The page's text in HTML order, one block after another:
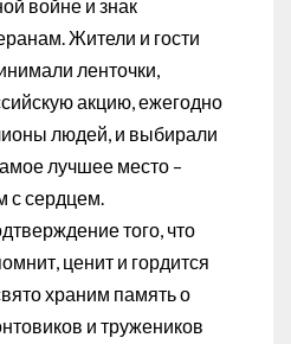
войне и знак
Жители и гости
ленточки,
акцию, ежегодно
людей, и выбирали
лучшее место –
с сердцем.
того, что
ценит и гордится
храним память о
и тружеников